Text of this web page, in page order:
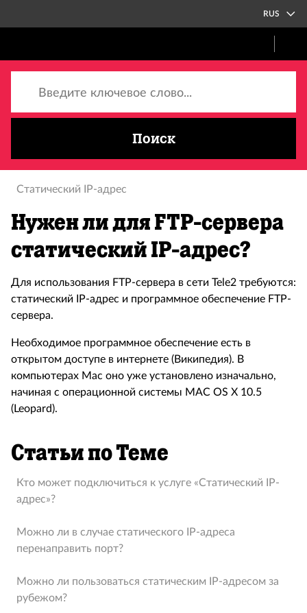
RUS
Поиск
Статический IP-адрес
Нужен ли для FTP-сервера
статический IP-адрес?
Для использования FTP-сервера в сети Tele2 требуются:
статический IP-адрес и программное обеспечение FTP-
сервера.
Необходимое программное обеспечение есть в
открытом доступе в интернете (Википедия). В
компьютерах Mac оно уже установлено изначально,
начиная с операционной системы MAC OS X 10.5
(Leopard).
Статьи по Теме
Кто может подключиться к услуге «Статический IP-
адрес»?
Можно ли в случае статического IP-адреса
перенаправить порт?
Можно ли пользоваться статическим IP-адресом за
рубежом?